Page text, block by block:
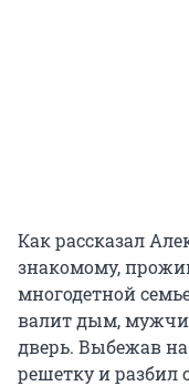
Как рассказал
знакомому,
многодетной
валит дым,
дверь. Выбежав
решетку и разбил